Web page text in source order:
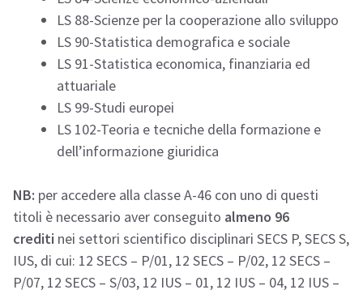
LS 88-Scienze per la cooperazione allo sviluppo
LS 90-Statistica demografica e sociale
LS 91-Statistica economica, finanziaria ed
attuariale
LS 99-Studi europei
LS 102-Teoria e tecniche della formazione e
dell’informazione giuridica
NB: per accedere alla classe A-46 con uno di questi
titoli è necessario aver conseguito almeno 96
crediti nei settori scientifico disciplinari SECS P, SECS S,
IUS, di cui: 12 SECS – P/01, 12 SECS – P/02, 12 SECS –
P/07, 12 SECS – S/03, 12 IUS – 01, 12 IUS – 04, 12 IUS –